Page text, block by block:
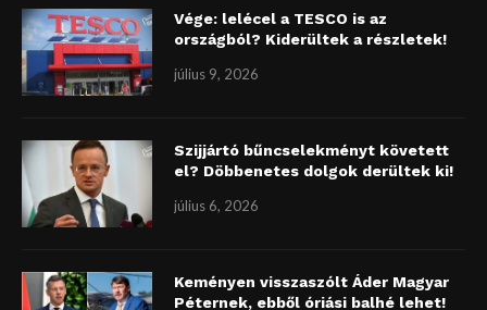
Vége: lelécel a TESCO is az
országból? Kiderültek a részletek!
július 9, 2026
Szijjártó bűncselekményt követett
el? Döbbenetes dolgok derültek ki!
július 6, 2026
Keményen visszaszólt Áder Magyar
Péternek, ebből óriási balhé lehet!